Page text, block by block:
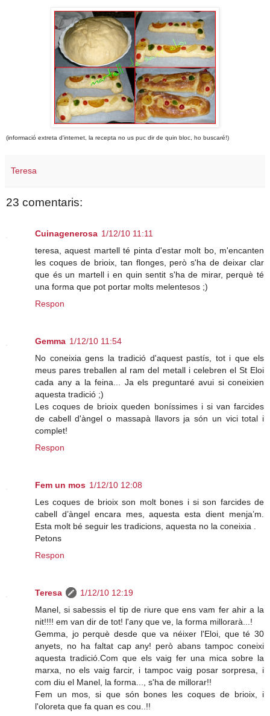
(informació extreta d'internet, la recepta no us puc dir de quin bloc, ho buscaré!)
Teresa
23 comentaris:
Cuinagenerosa 1/12/10 11:11
teresa, aquest martell té pinta d'estar molt bo, m'encanten
les coques de brioix, tan flonges, però s'ha de deixar clar
que és un martell i en quin sentit s'ha de mirar, perquè té
una forma que pot portar molts melentesos ;)
Respon
Gemma 1/12/10 11:54
No coneixia gens la tradició d'aquest pastís, tot i que els
meus pares treballen al ram del metall i celebren el St Eloi
cada any a la feina... Ja els preguntaré avui si coneixien
aquesta tradició ;)
Les coques de brioix queden boníssimes i si van farcides
de cabell d'àngel o massapà llavors ja són un vici total i
complet!
Respon
Fem un mos 1/12/10 12:08
Les coques de brioix son molt bones i si son farcides de
cabell d’àngel encara mes, aquesta esta dient menja’m.
Esta molt bé seguir les tradicions, aquesta no la coneixia .
Petons
Respon
Teresa
1/12/10 12:19
Manel, si sabessis el tip de riure que ens vam fer ahir a la
nit!!!! em van dir de tot! l'any que ve, la forma millorarà...!
Gemma, jo perquè desde que va néixer l'Eloi, que té 30
anyets, no ha faltat cap any! però abans tampoc coneixi
aquesta tradició.Com que els vaig fer una mica sobre la
marxa, no els vaig farcir, i tampoc vaig posar sorpresa, i
com diu el Manel, la forma..., s'ha de millorar!!
Fem un mos, si que són bones les coques de brioix, i
l'oloreta que fa quan es cou..!!